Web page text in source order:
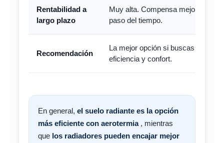
Rentabilidad a
largo plazo
Muy alta. Compensa mejor con el
paso del tiempo.
Recomendación
La mejor opción si buscas máxima
eficiencia y confort.
En general, el suelo radiante es la opción
más eficiente con aerotermia , mientras
que los radiadores pueden encajar mejor